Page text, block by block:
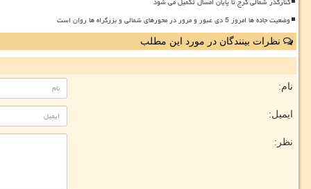
وضعیت جاده ها امروز 5 دی عبور و مرور در محورهای شمالی و بزرگراه ها روان است
نظرات بینندگان در مورد این مطلب
نام:
ایمیل:
نظر: